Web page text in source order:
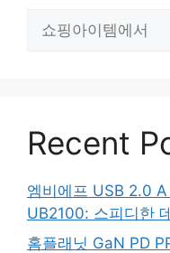
Recent
엠비에프 USB 2.0
UB2100: 스피디한
홈플래닛 GaN PD